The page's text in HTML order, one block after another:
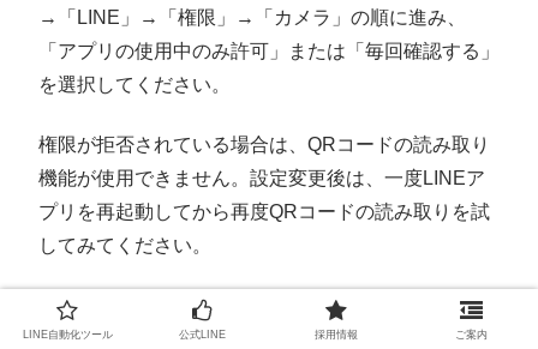
→「LINE」→「権限」→「カメラ」の順に進み、
「アプリの使用中のみ許可」または「毎回確認する」
を選択してください。
権限が拒否されている場合は、QRコードの読み取り
機能が使用できません。設定変更後は、一度LINEア
プリを再起動してから再度QRコードの読み取りを試
してみてください。
LINE自動化ツール 公式LINE 採用情報 ご案内